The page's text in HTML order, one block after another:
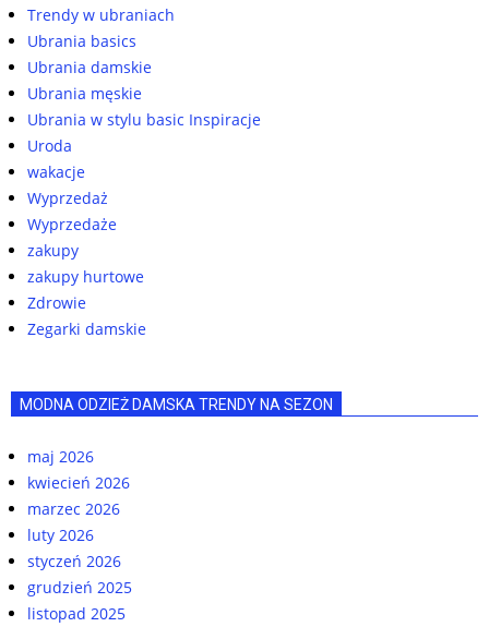
Trendy w ubraniach
Ubrania basics
Ubrania damskie
Ubrania męskie
Ubrania w stylu basic Inspiracje
Uroda
wakacje
Wyprzedaż
Wyprzedaże
zakupy
zakupy hurtowe
Zdrowie
Zegarki damskie
MODNA ODZIEŻ DAMSKA TRENDY NA SEZON
maj 2026
kwiecień 2026
marzec 2026
luty 2026
styczeń 2026
grudzień 2025
listopad 2025